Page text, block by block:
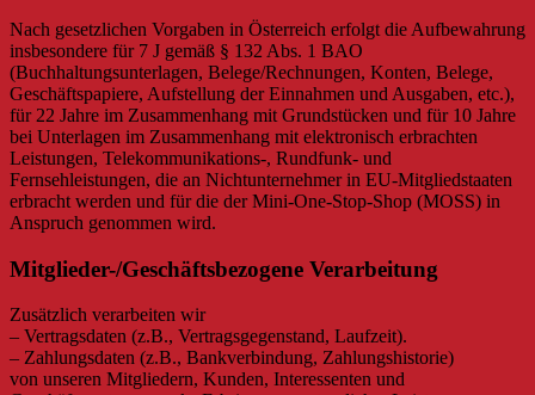
Nach gesetzlichen Vorgaben in Österreich erfolgt die Aufbewahrung
insbesondere für 7 J gemäß § 132 Abs. 1 BAO
(Buchhaltungsunterlagen, Belege/Rechnungen, Konten, Belege,
Geschäftspapiere, Aufstellung der Einnahmen und Ausgaben, etc.),
für 22 Jahre im Zusammenhang mit Grundstücken und für 10 Jahre
bei Unterlagen im Zusammenhang mit elektronisch erbrachten
Leistungen, Telekommunikations-, Rundfunk- und
Fernsehleistungen, die an Nichtunternehmer in EU-Mitgliedstaaten
erbracht werden und für die der Mini-One-Stop-Shop (MOSS) in
Anspruch genommen wird.
Mitglieder-/Geschäftsbezogene Verarbeitung
Zusätzlich verarbeiten wir
– Vertragsdaten (z.B., Vertragsgegenstand, Laufzeit).
– Zahlungsdaten (z.B., Bankverbindung, Zahlungshistorie)
von unseren Mitgliedern, Kunden, Interessenten und